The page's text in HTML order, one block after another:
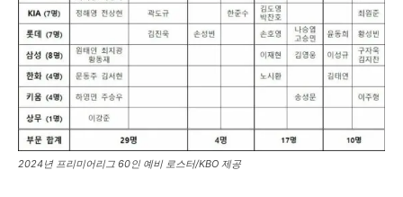
2024년 프리미어리그 60인 예비 로스터/KBO 제공